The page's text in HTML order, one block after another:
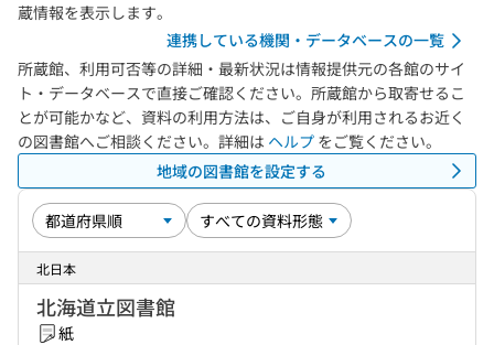
蔵情報を表示します。
連携している機関・データベースの一覧
所蔵館、利用可否等の詳細・最新状況は情報提供元の各館のサイ
ト・データベースで直接ご確認ください。所蔵館から取寄せるこ
とが可能かなど、資料の利用方法は、ご自身が利用されるお近く
の図書館へご相談ください。詳細は ヘルプ をご覧ください。
地域の図書館を設定する
北日本
北海道立図書館
紙